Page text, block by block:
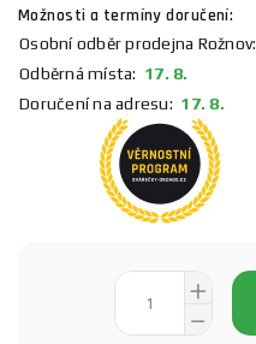
Možnosti a termíny doručení:
Osobní odběr prodejna Rožnov:
Odběrná místa: 17. 8.
Doručení na adresu: 17. 8.